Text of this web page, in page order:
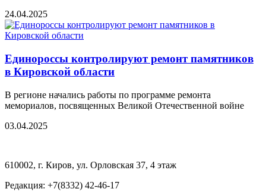
24.04.2025
Единороссы контролируют ремонт памятников
в Кировской области
В регионе начались работы по программе ремонта
мемориалов, посвященных Великой Отечественной войне
03.04.2025
610002, г. Киров, ул. Орловская 37, 4 этаж
Редакция: +7(8332) 42-46-17